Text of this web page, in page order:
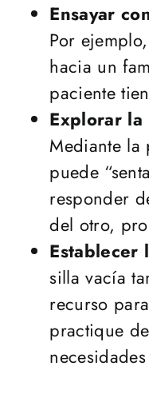
Ensayar
Por
hacia un
paciente
Explorar
Mediante la
puede
responder
del otro,
Establecer
silla vacía
recurso
practique